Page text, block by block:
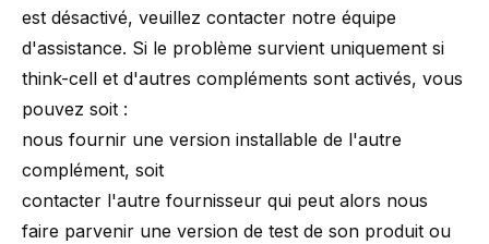
est désactivé, veuillez contacter notre équipe
d'assistance. Si le problème survient uniquement si
think-cell et d'autres compléments sont activés, vous
pouvez soit :
nous fournir une version installable de l'autre
complément, soit
contacter l'autre fournisseur qui peut alors nous
faire parvenir une version de test de son produit ou